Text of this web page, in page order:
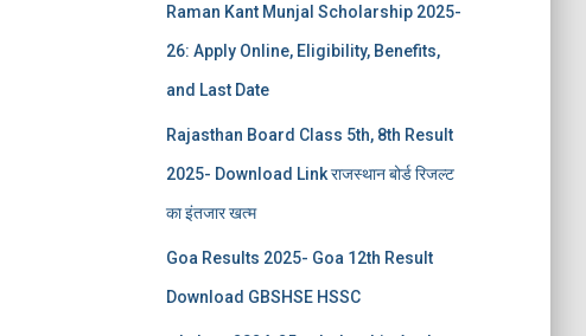
Raman Kant Munjal Scholarship 2025-
26: Apply Online, Eligibility, Benefits,
and Last Date
Rajasthan Board Class 5th, 8th Result
2025- Download Link राजस्थान बोर्ड रिजल्‍ट
का इंतजार खत्‍म
Goa Results 2025- Goa 12th Result
Download GBSHSE HSSC